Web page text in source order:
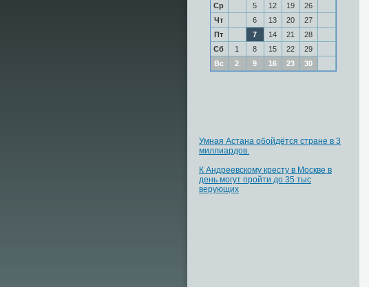
Ср
5 12 19
26
Чт
6 13 20
27
Пт
7 14 21
28
Сб
1 8 15 22
29
Вс
2 9 16 23 30
Умная Астана обойдётся стране в 3
миллиардов.
К Андреевскому кресту в Москве в
день могут пройти до 35 тыс
верующих